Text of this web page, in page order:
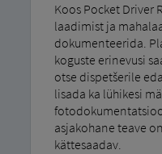
Koos Pocket Driver
laadimist ja
dokumenteerida.
koguste erinevusi
otse dispetšerile
lisada ka lühikesi
asjakohane teave
kättesaadav.